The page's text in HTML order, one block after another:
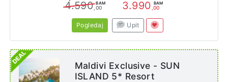
4.590 BAM
,00 3.990 BAM
,00
Pogledaj Upit
Maldivi Exclusive - SUN
ISLAND 5* Resort